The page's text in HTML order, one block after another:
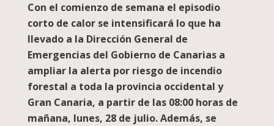
Con el comienzo de semana el episodio
corto de calor se intensificará lo que ha
llevado a la Dirección General de
Emergencias del Gobierno de Canarias a
ampliar la alerta por riesgo de incendio
forestal a toda la provincia occidental y
Gran Canaria, a partir de las 08:00 horas de
mañana, lunes, 28 de julio. Además, se